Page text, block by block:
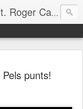
Petites gotes fredes tremolant. Roger Casero Gumbau. Girona
punts!